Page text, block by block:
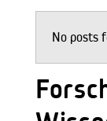
No posts